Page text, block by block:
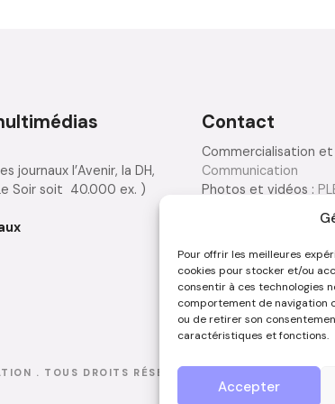
Pour offrir les meilleures
cookies pour stocker et/ou
consentir à ces technologies
comportement de navigation
ou de retirer son
caractéristiques et fonctions.
Accepter
journaux l’Avenir, la DH,
Soir soit 40.000 ex. )
Contact
Commercialisation et
Communication
Photos et vidéos :
Rédaction : Tamtam
Nous
. TOUS DROITS RÉSERVÉS - MENTIONS LÉGALES